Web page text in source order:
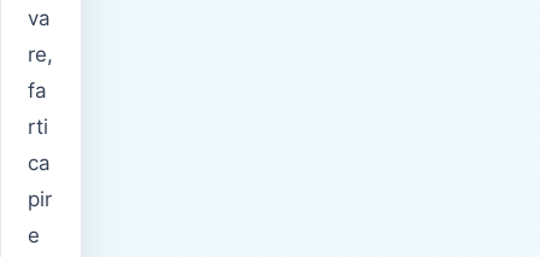
va
re,
fa
rti
ca
pir
e